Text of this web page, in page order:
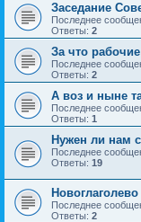
Заседание
Последнее
Ответы: 2
За что
Последнее
Ответы: 2
А воз и ныне
Последнее
Ответы: 1
Нужен ли нам
Последнее
Ответы: 19
Новоглаголево
Последнее
Ответы: 2